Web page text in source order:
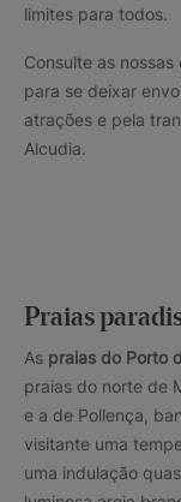
limites para todos.
Consulte as
para se deixar
atrações e pela
Alcudia.
Praias
As praias do Porto
praias do norte de
e a de Pollença,
visitante uma
uma indulação